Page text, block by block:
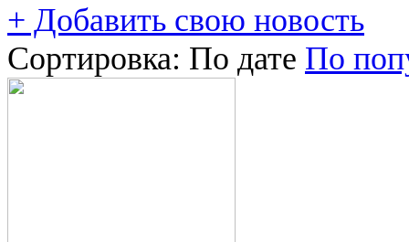
+ Добавить свою новость
Сортировка: По дате По